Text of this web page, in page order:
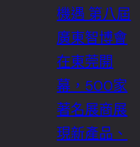
機遇 第八屆
廣東智博會
在東莞開
幕，500家
著名展商展
現新產品、